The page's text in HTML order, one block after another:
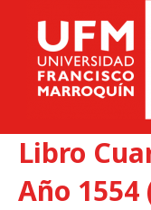
Libro
Año 1554